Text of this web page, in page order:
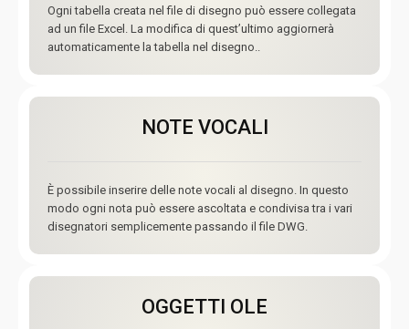
Ogni tabella creata nel file di disegno può essere collegata
ad un file Excel. La modifica di quest’ultimo aggiornerà
automaticamente la tabella nel disegno..
NOTE VOCALI
È possibile inserire delle note vocali al disegno. In questo
modo ogni nota può essere ascoltata e condivisa tra i vari
disegnatori semplicemente passando il file DWG.
OGGETTI OLE